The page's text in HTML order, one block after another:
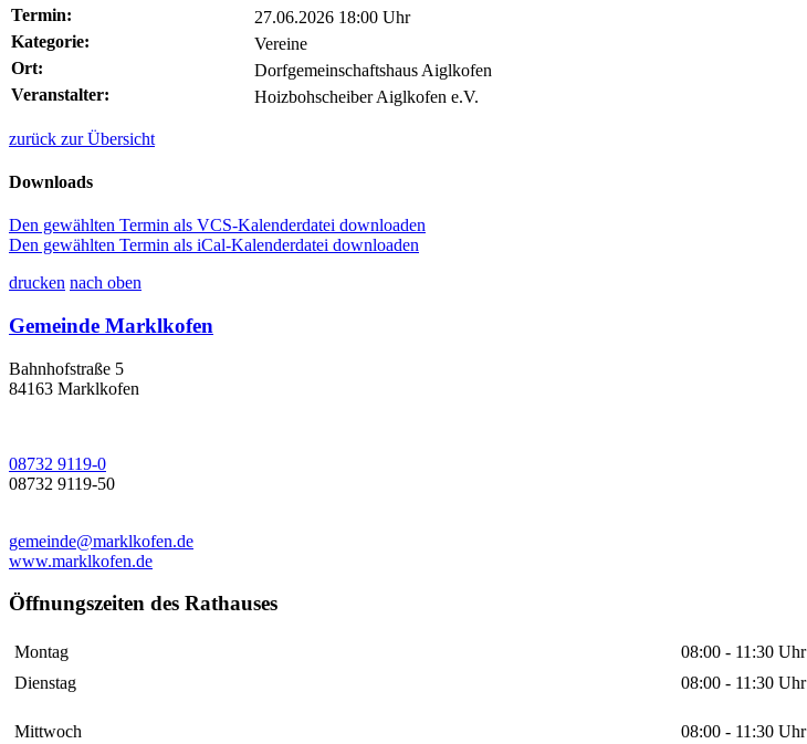
Termin:
27.06.2026 18:00 Uhr
Kategorie:
Vereine
Ort:
Dorfgemeinschaftshaus Aiglkofen
Veranstalter:
Hoizbohscheiber Aiglkofen e.V.
zurück zur Übersicht
Downloads
Den gewählten Termin als VCS-Kalenderdatei downloaden
Den gewählten Termin als iCal-Kalenderdatei downloaden
drucken nach oben
Gemeinde Marklkofen
Bahnhofstraße 5
84163 Marklkofen
08732 9119-0
08732 9119-50
gemeinde@marklkofen.de
www.marklkofen.de
Öffnungszeiten des Rathauses
Montag 08:00 - 11:30 Uhr
Dienstag
08:00 - 11:30 Uhr
Mittwoch 08:00 - 11:30 Uhr